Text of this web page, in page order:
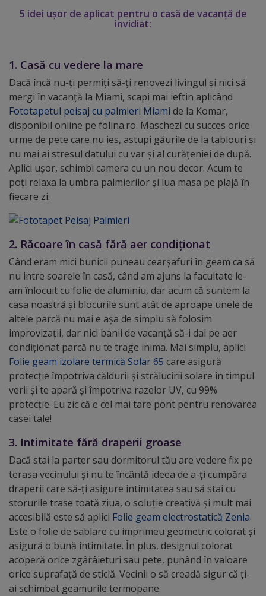
5 idei ușor de aplicat pentru o casă de vacanță de
invidiat:
1. Casă cu vedere la mare
Dacă încă nu-ți permiți să-ți renovezi livingul și nici să
mergi în vacanță la Miami, scapi mai ieftin aplicând
Fototapetul peisaj cu palmieri Miami de la Komar,
disponibil online pe folina.ro. Maschezi cu succes orice
urme de pete care nu ies, astupi găurile de la tablouri și
nu mai ai stresul datului cu var și al curățeniei de după.
Aplici ușor, schimbi camera cu un nou decor. Acum te
poți relaxa la umbra palmierilor și lua masa pe plajă în
fiecare zi.
2. Răcoare în casă fără aer condiționat
Când eram mici bunicii puneau cearșafuri în geam ca să
nu intre soarele în casă, când am ajuns la facultate le-
am înlocuit cu folie de aluminiu, dar acum că suntem la
casa noastră și blocurile sunt atât de aproape unele de
altele parcă nu mai e așa de simplu să folosim
improvizații, dar nici banii de vacanță să-i dai pe aer
condiționat parcă nu te trage inima. Mai simplu, aplici
Folie geam izolare termică Solar 65 care asigură
protecţie împotriva căldurii şi strălucirii solare în timpul
verii şi te apară și împotriva razelor UV, cu 99%
protecție. Eu zic că e cel mai tare pont pentru renovarea
casei tale!
3. Intimitate fără draperii groase
Dacă stai la parter sau dormitorul tău are vedere fix pe
terasa vecinului și nu te încântă ideea de a-ți cumpăra
draperii care să-ți asigure intimitatea sau să stai cu
storurile trase toată ziua, o soluție creativă și mult mai
accesibilă este să aplici Folie geam electrostatică Zenia.
Este o folie de sablare cu imprimeu geometric colorat și
asigură o bună intimitate. În plus, designul colorat
acoperă orice zgârâieturi sau pete, punând în valoare
orice suprafață de sticlă. Vecinii o să creadă sigur că ți-
ai schimbat geamurile termopane.